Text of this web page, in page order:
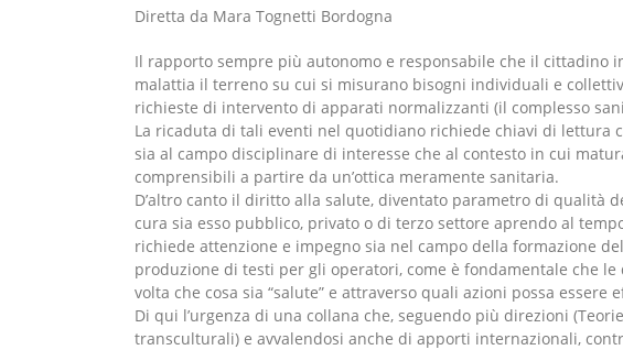
Diretta da Mara Tognetti Bordogna
Il rapporto sempre più autonomo e responsabile che il cittadino
malattia il terreno su cui si misurano bisogni individuali e
richieste di intervento di apparati normalizzanti (il complesso
La ricaduta di tali eventi nel quotidiano richiede chiavi di
sia al campo disciplinare di interesse che al contesto in cui
comprensibili a partire da un’ottica meramente sanitaria.
D’altro canto il diritto alla salute, diventato parametro di qualità
cura sia esso pubblico, privato o di terzo settore aprendo al
richiede attenzione e impegno sia nel campo della formazione
produzione di testi per gli operatori, come è fondamentale che
volta che cosa sia “salute” e attraverso quali azioni possa
Di qui l’urgenza di una collana che, seguendo più direzioni
transculturali) e avvalendosi anche di apporti internazionali,